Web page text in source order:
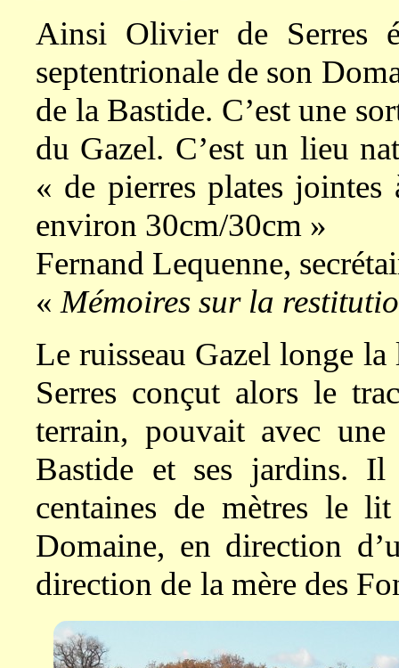
Ainsi Olivier de Serres
septentrionale de son
de la Bastide. C’est une
du Gazel. C’est un lieu
« de pierres plates
environ 30cm/30cm »
Fernand Lequenne,
« Mémoires sur la
Le ruisseau Gazel longe
Serres conçut alors le
terrain, pouvait avec
Bastide et ses jardins.
centaines de mètres le
Domaine, en direction
direction de la mère des